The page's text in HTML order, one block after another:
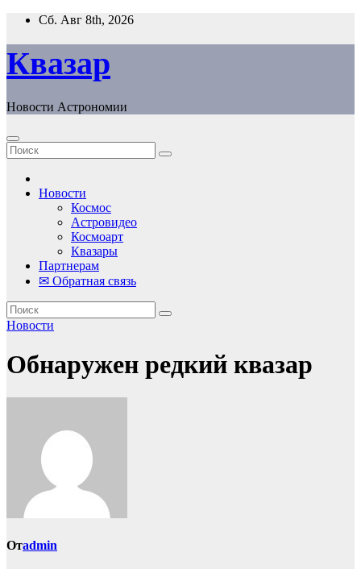
Перейти
содержанию
Сб. Авг 8th, 2026
Квазар
Новости Астрономии
Новости
Космос
Астровидео
Космоарт
Квазары
Партнерам
✉ Обратная связь
Новости
Обнаружен редкий квазар
Отadmin